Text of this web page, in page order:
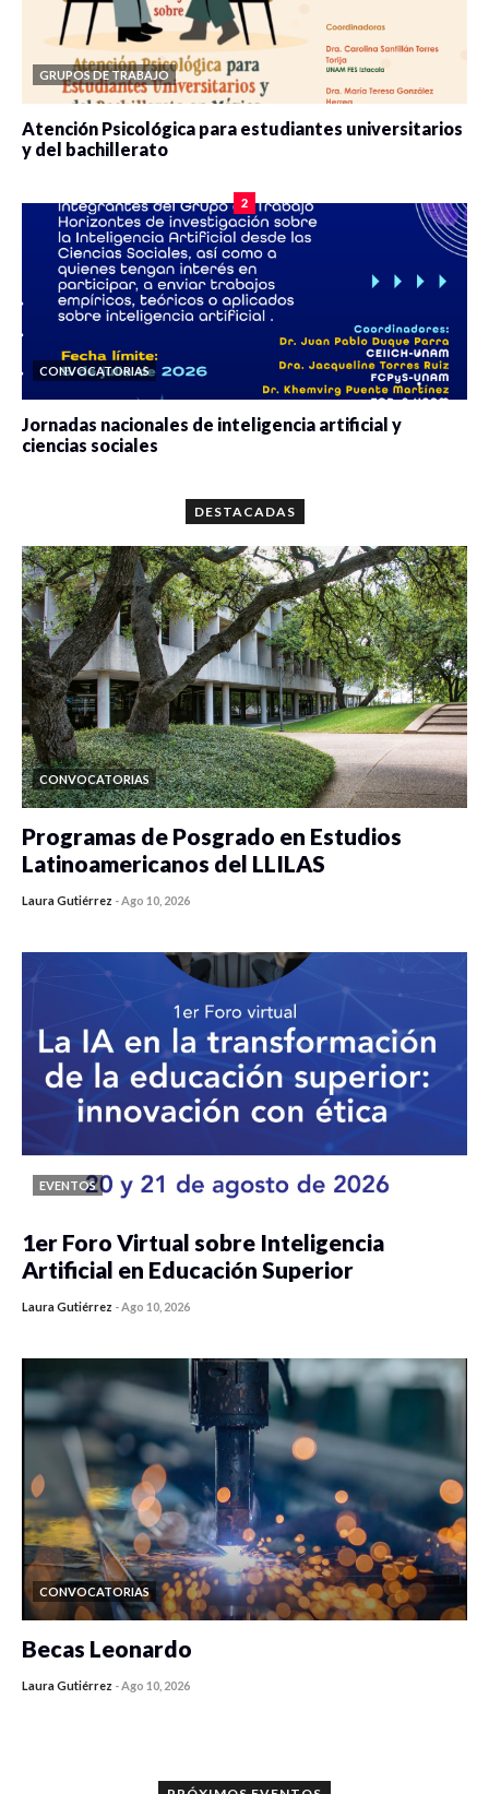
GRUPOS DE TRABAJO
Atención Psicológica para estudiantes universitarios
y del bachillerato
2
CONVOCATORIAS
Jornadas nacionales de inteligencia artificial y
ciencias sociales
DESTACADAS
CONVOCATORIAS
Programas de Posgrado en Estudios
Latinoamericanos del LLILAS
Laura Gutiérrez -Ago 10, 2026
EVENTOS
1er Foro Virtual sobre Inteligencia
Artificial en Educación Superior
Laura Gutiérrez -Ago 10, 2026
CONVOCATORIAS
Becas Leonardo
Laura Gutiérrez -Ago 10, 2026